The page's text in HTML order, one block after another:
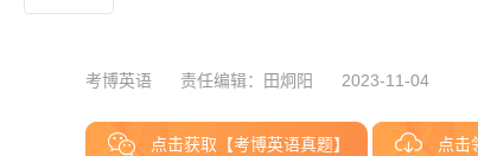
考博英语 责任编辑：田炯阳 2023-11-04
点击获取【考博英语真题】 点击